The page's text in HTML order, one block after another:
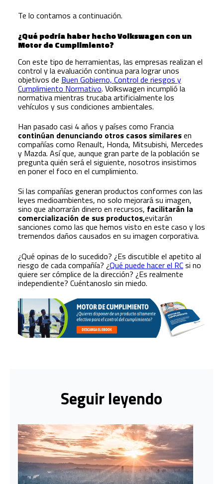
Te lo contamos a continuación.
¿Qué podría haber hecho Volkswagen con un
Motor de Cumplimiento?
Con este tipo de herramientas, las empresas realizan el
control y la evaluación continua para lograr unos
objetivos de Buen Gobierno, Control de riesgos y
Cumplimiento Normativo. Volkswagen incumplió la
normativa mientras trucaba artificialmente los
vehículos y sus condiciones ambientales.
Han pasado casi 4 años y países como Francia
continúan denunciando otros casos similaresen
compañías como Renault, Honda, Mitsubishi, Mercedes
y Mazda. Así que, aunque gran parte de la población se
pregunta quién será el siguiente, nosotros insistimos
en poner el foco en el cumplimiento.
Si las compañías generan productos conformes con las
leyes medioambientes, no solo mejorará su imagen,
sino que ahorrarán dinero en recursos, facilitarán la
comercialización de sus productos,evitarán
sanciones como las que hemos visto en este caso y los
tremendos daños causados en su imagen corporativa.
¿Qué opinas de lo sucedido? ¿Es discutible el apetito al
riesgo de cada compañía? ¿Qué puede hacer el RCsi no
quiere ser cómplice de la dirección? ¿Es realmente
independiente? Cuéntanoslo sin miedo.
Seguir leyendo